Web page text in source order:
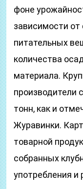
фоне
зависимости
питательных
количества
материала.
производители
тонн, как и
Журавинки.
товарной
собранных
употребления и